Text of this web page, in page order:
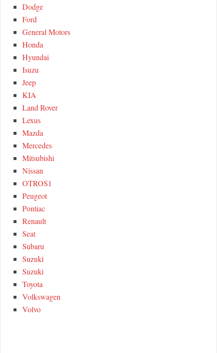
Dodge
Ford
General Motors
Honda
Hyundai
Isuzu
Jeep
KIA
Land Rover
Lexus
Mazda
Mercedes
Mitsubishi
Nissan
OTROS1
Peugeot
Pontiac
Renault
Seat
Subaru
Suzuki
Suzuki
Toyota
Volkswagen
Volvo